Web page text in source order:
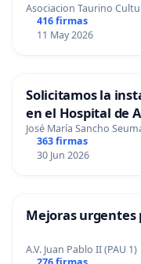
Asociacion Taurino
416 firmas
11 May 2026
Solicitamos la
en el Hospital de
José María Sancho
363 firmas
30 Jun 2026
Mejoras urgentes
A.V. Juan Pablo II (PAU 1)